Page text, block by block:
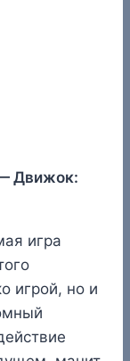
Движок:
игра
игрой, но и